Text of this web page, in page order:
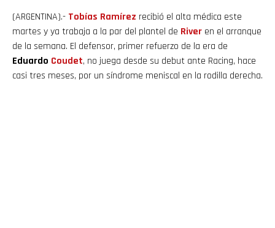
(ARGENTINA).- Tobías Ramírez recibió el alta médica este
martes y ya trabaja a la par del plantel de River en el arranque
de la semana. El defensor, primer refuerzo de la era de
Eduardo Coudet, no juega desde su debut ante Racing, hace
casi tres meses, por un síndrome meniscal en la rodilla derecha.